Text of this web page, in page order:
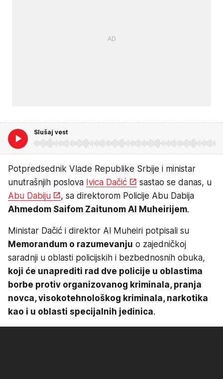
Slušaj vest
Potpredsednik Vlade Republike Srbije i ministar
unutrašnjih poslova Ivica Dačić
sastao se danas, u
Abu Dabiju
, sa direktorom Policije Abu Dabija
Ahmedom Saifom Zaitunom Al Muheirijem.
Ministar Dačić i direktor Al Muheiri potpisali su
Memorandum o razumevanju o zajedničkoj
saradnji u oblasti policijskih i bezbednosnih obuka,
koji će unaprediti rad dve policije u oblastima
borbe protiv organizovanog kriminala, pranja
novca, visokotehnološkog kriminala, narkotika
kao i u oblasti specijalnih jedinica.